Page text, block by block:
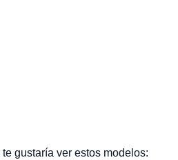
gustaría ver estos modelos: